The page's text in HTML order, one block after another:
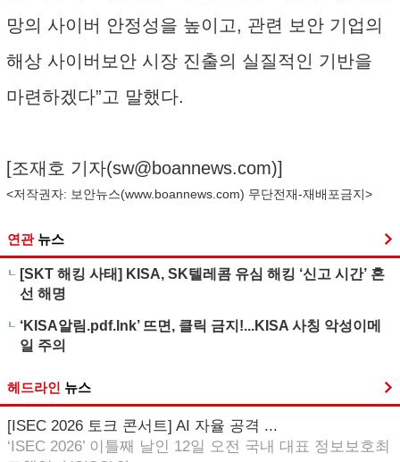
망의 사이버 안정성을 높이고, 관련 보안 기업의
해상 사이버보안 시장 진출의 실질적인 기반을
마련하겠다”고 말했다.
[조재호 기자(sw@boannews.com)]
<저작권자: 보안뉴스(www.boannews.com) 무단전재-재배포금지>
연관 뉴스
[SKT 해킹 사태] KISA, SK텔레콤 유심 해킹 ‘신고 시간’ 혼
선 해명
‘KISA알림.pdf.lnk’ 뜨면, 클릭 금지!...KISA 사칭 악성이메
일 주의
헤드라인 뉴스
[ISEC 2026 토크 콘서트] AI 자율 공격 ...
‘ISEC 2026’ 이틀째 날인 12일 오전 국내 대표 정보보호최